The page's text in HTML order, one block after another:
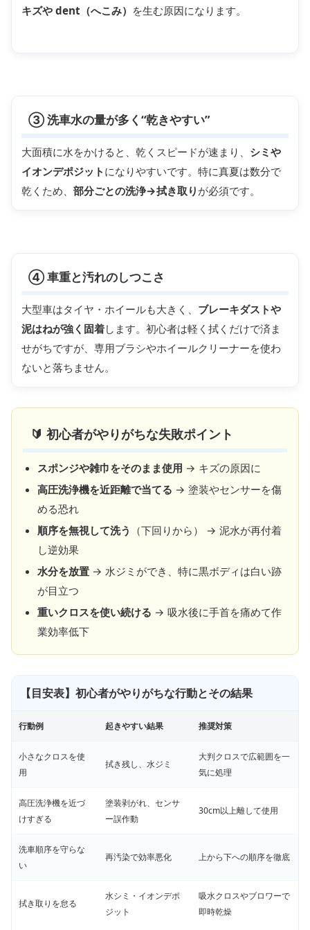
キズや dent（へこみ） を生む原因になります。
③ 洗車水の量が多く“乾きやすい”
大面積に水をかけると、乾くスピードが速まり、 シミや
イオンデポジット になりやすいです。特に真夏は数分で
乾くため、 部分ごとの洗浄→拭き取り が必須です。
④ 車重と汚れのしつこさ
大型車はタイヤ・ホイールも大きく、 ブレーキダストや
泥はねが強く固着します。初心者は軽く拭くだけで済ま
せがちですが、専用ブラシやホイールクリーナーを使わ
ないと落ちません。
🔰 初心者がやりがちな失敗ポイント
スポンジや雑巾をそのまま使用 → キズの原因に
高圧洗浄機を近距離で当てる → 塗装やセンサーを傷
める恐れ
順序を無視して洗う （下回りから） → 泥水が再付着
し逆効果
水分を放置 → 水ジミができ、特に黒ボディは白い跡
が目立つ
重いクロスを使い続ける → 吸水後に手首を痛めて作
業効率低下
【目安表】初心者がやりがちな行動とその結果
行動例 起きやすい結果 推奨対策
小さなクロスを使
用
拭き残し、水ジミ
大判クロスで広範囲を一
気に処理
高圧洗浄機を近づ
けすぎる
塗装剥がれ、センサ
ー誤作動
30cm以上離して使用
洗車順序を守らな
い
再汚染で効率悪化 上から下への順序を徹底
拭き取りを怠る
水シミ・イオンデポ
ジット
吸水クロスやブロワーで
即時乾燥